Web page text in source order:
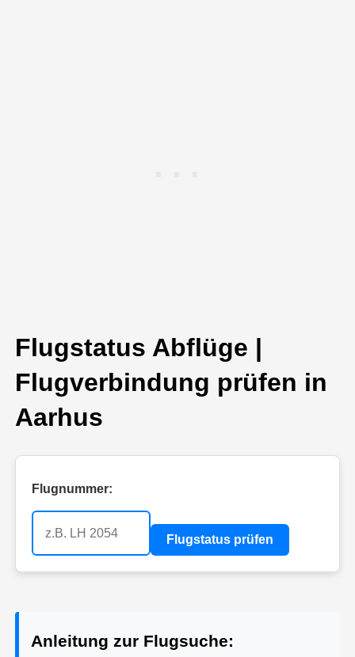
Flugstatus Abflüge |
Flugverbindung prüfen in
Aarhus
Flugnummer:
Flugstatus prüfen
Anleitung zur Flugsuche: